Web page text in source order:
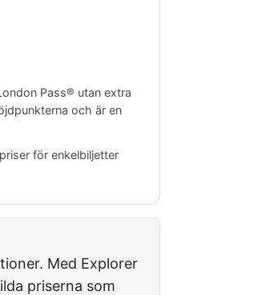
Pass® utan extra
och är en
för enkelbiljetter
Med Explorer
priserna som